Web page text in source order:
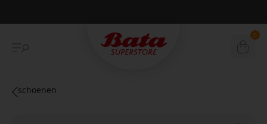
Betaal achteraf met Klarna 0
schoenen